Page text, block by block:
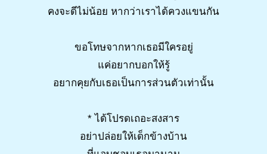
คงจะดีไม่น้อย หากว่าเราได้ควงแขนกัน
ขอโทษจากหากเธอมีใครอยู่
แค่อยากบอกให้รู้
อยากคุยกับเธอเป็นการส่วนตัวเท่านั้น
* ได้โปรดเถอะสงสาร
อย่าปล่อยให้เด็กข้างบ้าน